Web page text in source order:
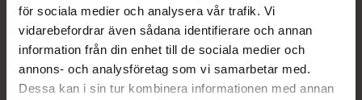
för sociala medier och analysera vår trafik. Vi
vidarebefordrar även sådana identifierare och annan
information från din enhet till de sociala medier och
annons- och analysföretag som vi samarbetar med.
Dessa kan i sin tur kombinera informationen med annan
Läs alltid bipacksedeln innan
användning.
EAN:05702185227894